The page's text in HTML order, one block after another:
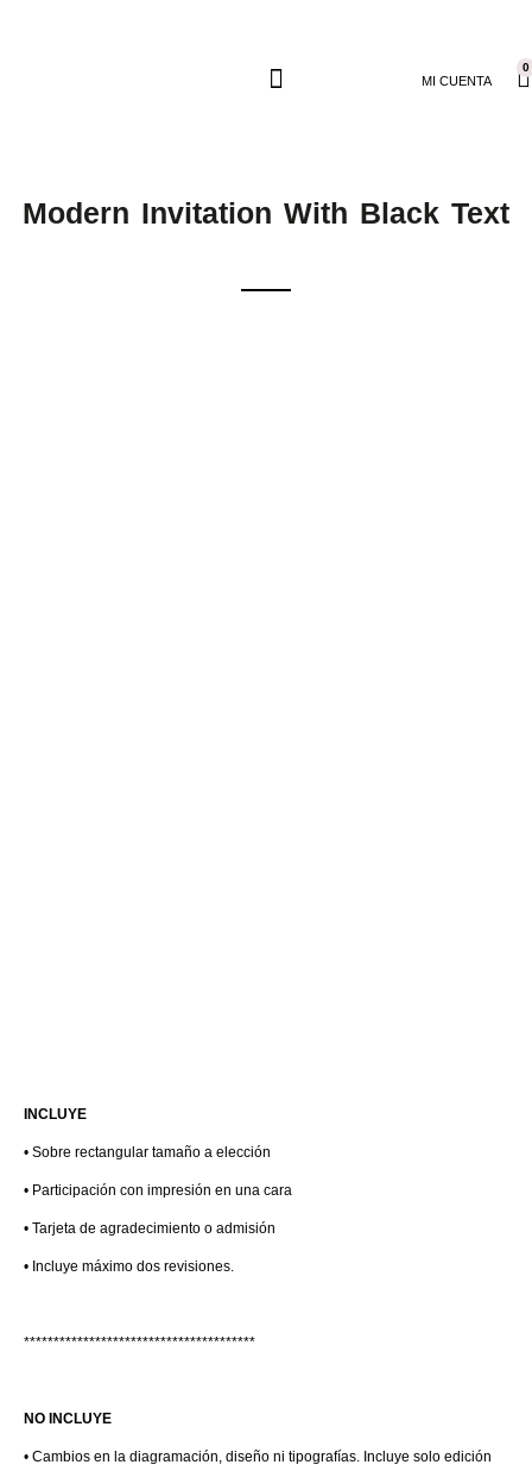
MI CUENTA
0
Modern Invitation With Black Text
INCLUYE
• Sobre rectangular tamaño a elección
• Participación con impresión en una cara
• Tarjeta de agradecimiento o admisión
• Incluye máximo dos revisiones.
***************************************
NO INCLUYE
• Cambios en la diagramación, diseño ni tipografías. Incluye solo edición